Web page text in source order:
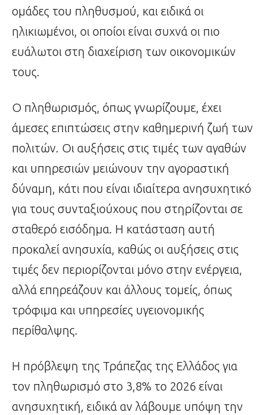
ομάδες του πληθυσμού, και ειδικά οι
ηλικιωμένοι, οι οποίοι είναι συχνά οι πιο
ευάλωτοι στη διαχείριση των οικονομικών
τους.
Ο πληθωρισμός, όπως γνωρίζουμε, έχει
άμεσες επιπτώσεις στην καθημερινή ζωή των
πολιτών. Οι αυξήσεις στις τιμές των αγαθών
και υπηρεσιών μειώνουν την αγοραστική
δύναμη, κάτι που είναι ιδιαίτερα ανησυχητικό
για τους συνταξιούχους που στηρίζονται σε
σταθερό εισόδημα. Η κατάσταση αυτή
προκαλεί ανησυχία, καθώς οι αυξήσεις στις
τιμές δεν περιορίζονται μόνο στην ενέργεια,
αλλά επηρεάζουν και άλλους τομείς, όπως
τρόφιμα και υπηρεσίες υγειονομικής
περίθαλψης.
Η πρόβλεψη της Τράπεζας της Ελλάδος για
τον πληθωρισμό στο 3,8% το 2026 είναι
ανησυχητική, ειδικά αν λάβουμε υπόψη την